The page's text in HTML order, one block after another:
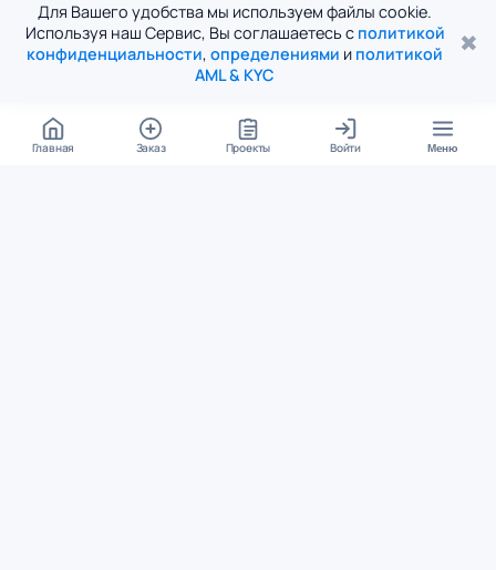
Для Вашего удобства мы используем файлы cookie.
Используя наш Сервис, Вы соглашаетесь с политикой
конфиденциальности, определениями и политикой
AML & KYC
✖
Главная Заказ Проекты Войти Меню